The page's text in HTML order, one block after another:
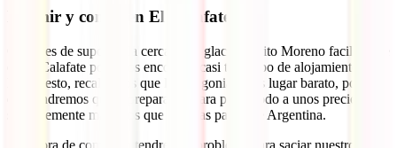
Dormir y comer en El Calafate
Como es de suponer, la cercanía al glaciar Perito Moreno facilita que
en El Calafate podamos encontrar casi todo tipo de alojamiento.
Dicho esto, recalcamos que la Patagonia no es lugar barato, por lo
que tendremos que ir preparados para pagar todo a unos precios
sensiblemente más altos que en otras partes de Argentina.
A la hora de comer no tendremos problema para saciar nuestro